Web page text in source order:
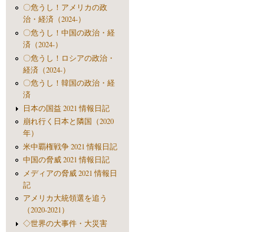
〇危うし！アメリカの政
治・経済（2024-）
〇危うし！中国の政治・経
済（2024-）
〇危うし！ロシアの政治・
経済（2024-）
〇危うし！韓国の政治・経
済
日本の国益 2021 情報日記
崩れ行く日本と隣国（2020
年）
米中覇権戦争 2021 情報日記
中国の脅威 2021 情報日記
メディアの脅威 2021 情報日
記
アメリカ大統領選を追う
（2020-2021）
◇世界の大事件・大災害